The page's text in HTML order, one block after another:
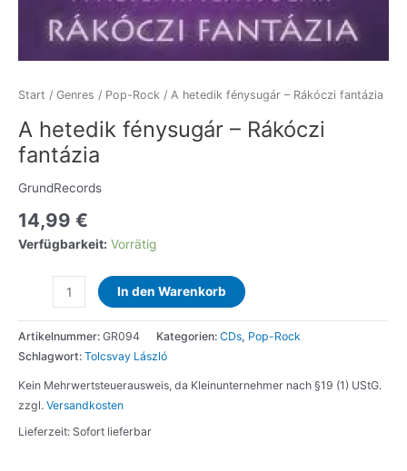
Start / Genres / Pop-Rock / A hetedik fénysugár – Rákóczi fantázia
A hetedik fénysugár – Rákóczi
fantázia
GrundRecords
14,99 €
Verfügbarkeit: Vorrätig
hetedik
fénysugár
-
Rákóczi
fantázia
Menge
In den Warenkorb
Artikelnummer: GR094 Kategorien: CDs, Pop-Rock
Schlagwort: Tolcsvay László
Kein Mehrwertsteuerausweis, da Kleinunternehmer nach §19 (1) UStG.
zzgl. Versandkosten
Lieferzeit: Sofort lieferbar